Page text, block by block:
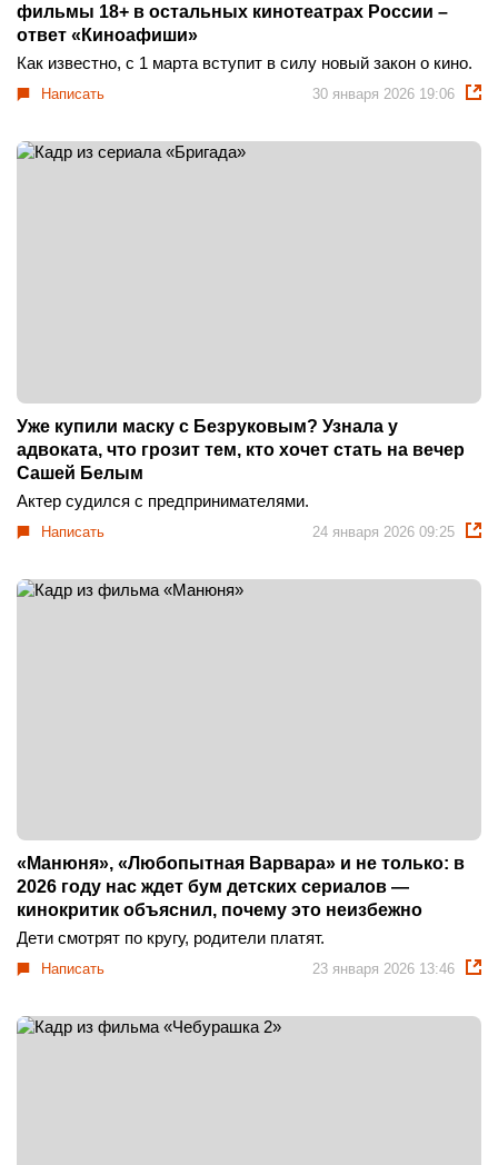
фильмы 18+ в остальных кинотеатрах России –
ответ «Киноафиши»
Как известно, с 1 марта вступит в силу новый закон о кино.
Написать 30 января 2026 19:06
Уже купили маску с Безруковым? Узнала у
адвоката, что грозит тем, кто хочет стать на вечер
Сашей Белым
Актер судился с предпринимателями.
Написать 24 января 2026 09:25
«Манюня», «Любопытная Варвара» и не только: в
2026 году нас ждет бум детских сериалов —
кинокритик объяснил, почему это неизбежно
Дети смотрят по кругу, родители платят.
Написать 23 января 2026 13:46